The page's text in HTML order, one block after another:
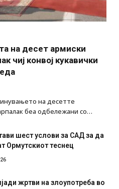
на десет армиски
чиј конвој кукавички
на десетте
беа одбележани со…
шест услови за САД за да
Ормутскиот теснец
жртви на злоупотреба во